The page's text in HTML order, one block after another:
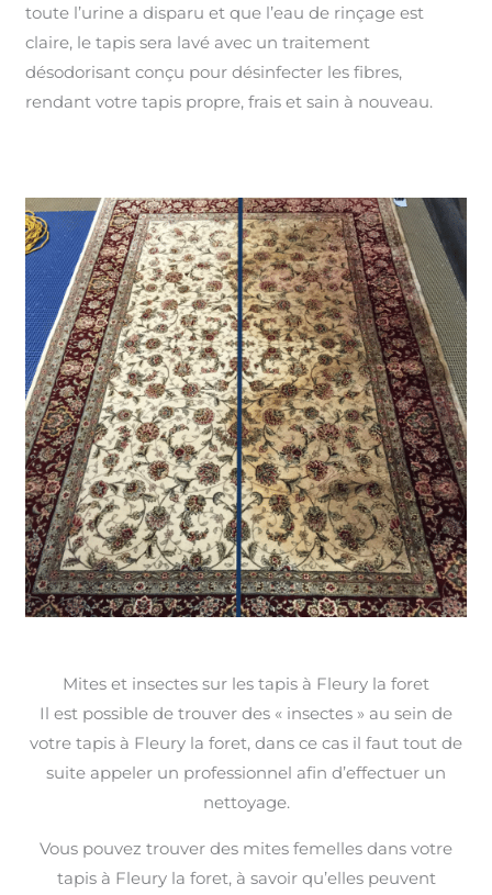
toute l’urine a disparu et que l’eau de rinçage est
claire, le tapis sera lavé avec un traitement
désodorisant conçu pour désinfecter les fibres,
rendant votre tapis propre, frais et sain à nouveau.
Mites et insectes sur les tapis à Fleury la foret
Il est possible de trouver des « insectes » au sein de
votre tapis à Fleury la foret, dans ce cas il faut tout de
suite appeler un professionnel afin d’effectuer un
nettoyage.
Vous pouvez trouver des mites femelles dans votre
tapis à Fleury la foret, à savoir qu’elles peuvent